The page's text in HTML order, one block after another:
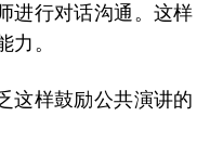
进行对话沟通。这样
力。
这样鼓励公共演讲的